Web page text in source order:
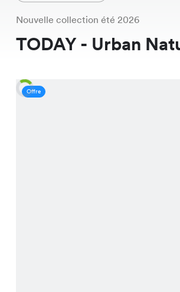
Nouvelle collection été 2026
TODAY - Urban
Offre